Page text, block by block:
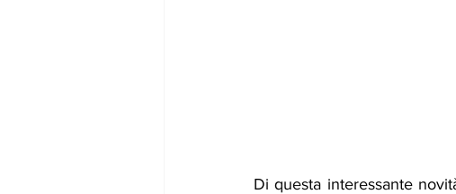
Di questa interessante